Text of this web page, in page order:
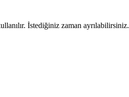
İstediğiniz zaman ayrılabilirsiniz.